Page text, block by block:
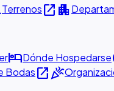
Terrenosopen_in_new apartment
hotelDónde Hospedarse
Bodasopen_in_newcelebration